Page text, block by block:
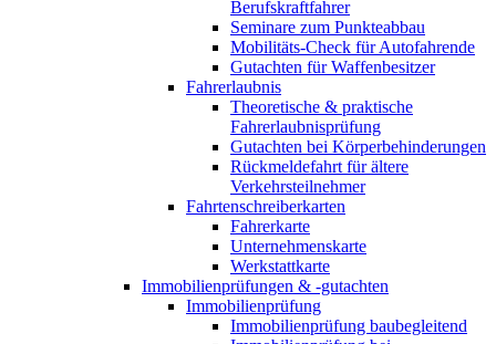
Berufskraftfahrer
Seminare zum Punkteabbau
Mobilitäts-Check für Autofahrende
Gutachten für Waffenbesitzer
Fahrerlaubnis
Theoretische & praktische
Fahrerlaubnisprüfung
Gutachten bei Körperbehinderungen
Rückmeldefahrt für ältere
Verkehrsteilnehmer
Fahrtenschreiberkarten
Fahrerkarte
Unternehmenskarte
Werkstattkarte
Immobilienprüfungen & -gutachten
Immobilienprüfung
Immobilienprüfung baubegleitend